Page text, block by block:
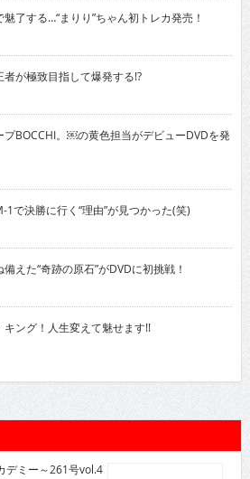
了する…“まりり”ちゃん初トレカ発売！
が極致目指して爆発する!?
BOCCHI。￼の黄色担当がデビューDVDを発
で決勝に行く“理由”が見つかった(笑)
えた“奇跡の原石”がDVDに初挑戦！
ング！人生変えて魅せます!!
デミー～261号vol.4